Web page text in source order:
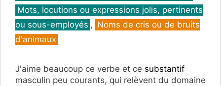
Mots, locutions ou expressions jolis, pertinents
ou sous-employés , Noms de cris ou de bruits
d'animaux
J'aime beaucoup ce verbe et ce substantif
masculin peu courants, qui relèvent du domaine